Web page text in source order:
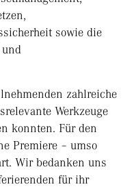
sowie die
zahlreiche
Werkzeuge
konnten. Für den
Premiere – umso
Wir bedanken uns
für ihr